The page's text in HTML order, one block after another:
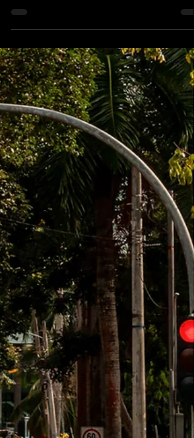
millones de vehículos a las carreteras del
mundo, la tasa global de muertes por tráfico
rodado disminuyó un 21% entre 2011 y 2025,
según nuevos datos publicados por la
Organización Mundial de la Salud (OMS). El
mundo ha experimentado cambios en el
tráfico vial durante este periodo con la
aparición de nuevos modos de transporte y
un aumento en el uso de motocicletas. A
pesar de estos avances, los accidentes de
tráfico siguieron cobrand